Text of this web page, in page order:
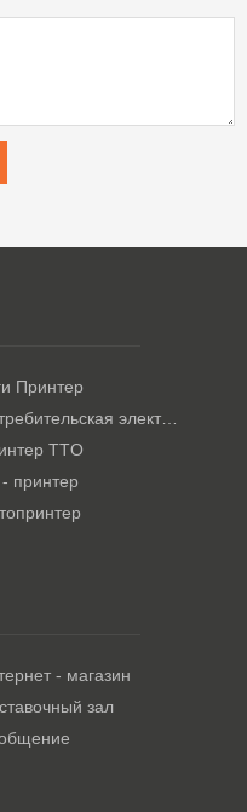
Принтер
Потребительская электроника
TTO
принтер
- магазин
зал